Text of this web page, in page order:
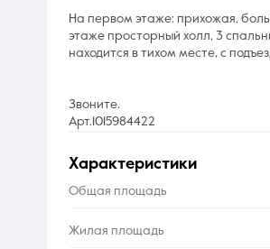
характеристики
Общая площадь
Жилая площадь
На первом этаже: прихожая,
этаже просторный холл, 3
находится в тихом месте, с
Звоните.
Арт.1015984422